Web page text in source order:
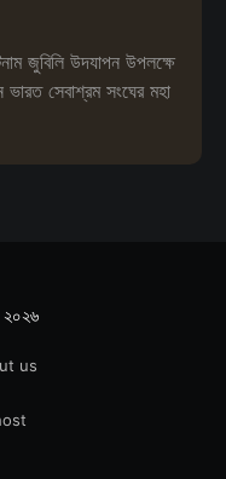
জুবিলি উদযাপন উপলক্ষে
সেবাশ্রম সংঘের মহা
us